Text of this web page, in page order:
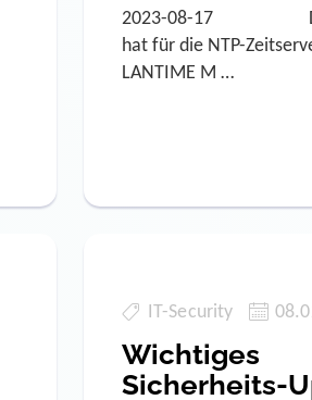
2023-08-17 Der
hat für die NTP-
LANTIME M …
IT-Security
Wichtiges
Sicherheits-